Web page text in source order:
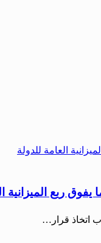
ربع الميزانية
اتخاذ قرار…